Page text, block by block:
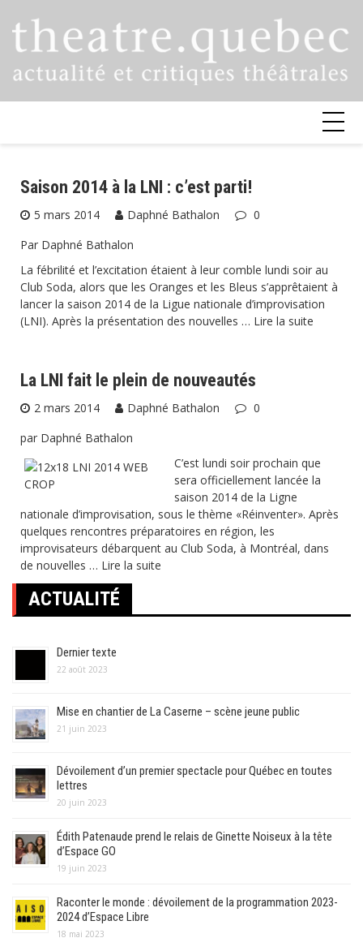
Saison 2014 à la LNI : c’est parti!
5 mars 2014 Daphné Bathalon
0
Par Daphné Bathalon
La fébrilité et l’excitation étaient à leur comble lundi soir au
Club Soda, alors que les Oranges et les Bleus s’apprêtaient à
lancer la saison 2014 de la Ligue nationale d’improvisation
(LNI). Après la présentation des nouvelles … Lire la suite
La LNI fait le plein de nouveautés
2 mars 2014 Daphné Bathalon
0
par Daphné Bathalon
C’est lundi soir prochain que
sera officiellement lancée la
saison 2014 de la Ligne
nationale d’improvisation, sous le thème «Réinventer». Après
quelques rencontres préparatoires en région, les
improvisateurs débarquent au Club Soda, à Montréal, dans
de nouvelles … Lire la suite
ACTUALITÉ
Dernier texte
22 août 2023
Mise en chantier de La Caserne – scène jeune public
21 juin 2023
Dévoilement d’un premier spectacle pour Québec en toutes
lettres
20 juin 2023
Édith Patenaude prend le relais de Ginette Noiseux à la tête
d’Espace GO
19 juin 2023
Raconter le monde : dévoilement de la programmation 2023-
2024 d’Espace Libre
18 mai 2023